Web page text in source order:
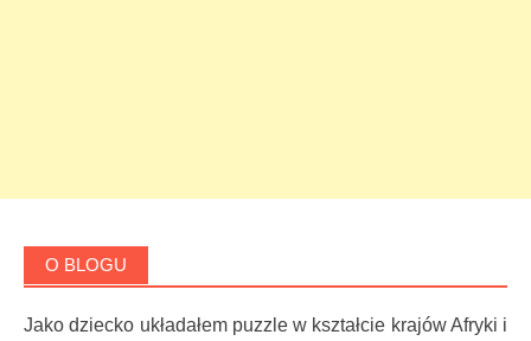
O BLOGU
Jako dziecko układałem puzzle w kształcie krajów Afryki i